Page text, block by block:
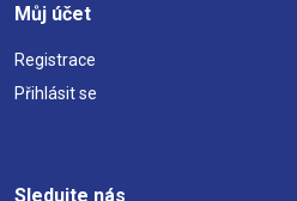
Můj účet
Registrace
Přihlásit se
Sledujte nás